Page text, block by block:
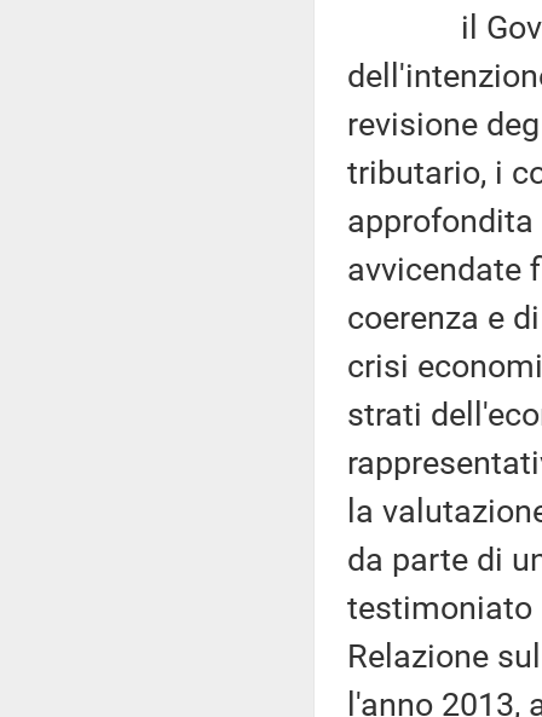
il
revisione
tributario, i
avvicendate
coerenza e
crisi
strati
la
da parte di
testimoniato
Relazione
l'anno